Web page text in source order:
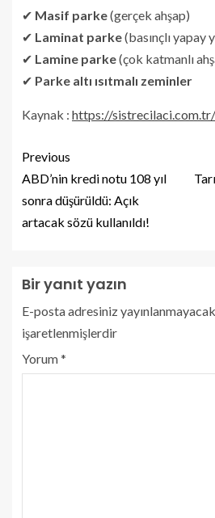
✔ Masif parke(gerçek ahşap)
✔ Laminat parke(basınçlı yapay
✔ Lamine parke(çok katmanlı
✔ Parke altı ısıtmalı zeminler
Kaynak : https://sistrecilaci.com.tr/
Previous
ABD’nin kredi notu 108 yıl
sonra düşürüldü: Açık
artacak sözü kullanıldı!
Bir yanıt yazın
E-posta adresiniz yayınlanmayacak.
işaretlenmişlerdir
Yorum*